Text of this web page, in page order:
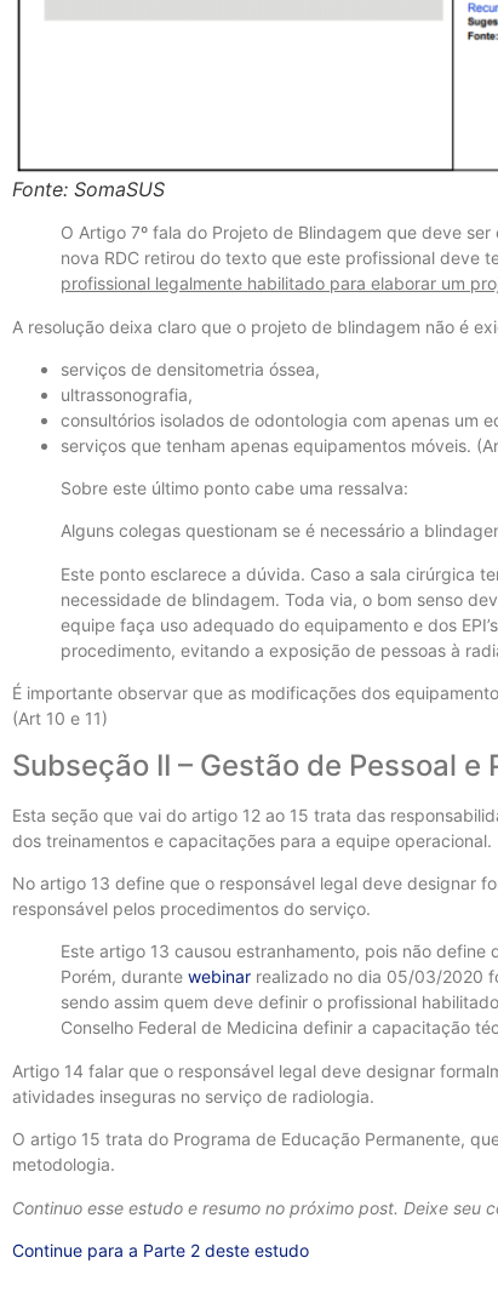
Fonte: SomaSUS
O Artigo 7º fala do Projeto de Blindagem que deve
nova RDC retirou do texto que este profissional deve
profissional legalmente habilitado para elaborar um
A resolução deixa claro que o projeto de blindagem não é
serviços de densitometria óssea,
ultrassonografia,
consultórios isolados de odontologia com apenas um
serviços que tenham apenas equipamentos móveis.
Sobre este último ponto cabe uma ressalva:
Alguns colegas questionam se é necessário a
Este ponto esclarece a dúvida. Caso a sala cirúrgica
necessidade de blindagem. Toda via, o bom senso
equipe faça uso adequado do equipamento e dos
procedimento, evitando a exposição de pessoas à
É importante observar que as modificações dos
(Art 10 e 11)
Subseção II – Gestão de Pessoal
Esta seção que vai do artigo 12 ao 15 trata das
dos treinamentos e capacitações para a equipe operacional.
No artigo 13 define que o responsável legal deve designar
responsável pelos procedimentos do serviço.
Este artigo 13 causou estranhamento, pois não
Porém, durante webinar realizado no dia 05/03/2020
sendo assim quem deve definir o profissional
Conselho Federal de Medicina definir a capacitação
Artigo 14 falar que o responsável legal deve designar
atividades inseguras no serviço de radiologia.
O artigo 15 trata do Programa de Educação Permanente,
metodologia.
Continuo esse estudo e resumo no próximo post. Deixe seu
Continue para a Parte 2 deste estudo